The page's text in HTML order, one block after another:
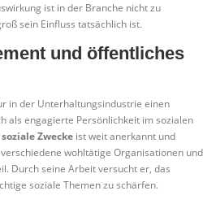
ist in der Branche nicht zu
sein Einfluss tatsächlich ist.
und öffentliches
in der Unterhaltungsindustrie einen
als engagierte Persönlichkeit im sozialen
soziale Zwecke ist weit anerkannt und
wohltätige Organisationen und
Durch seine Arbeit versucht er, das
soziale Themen zu schärfen.